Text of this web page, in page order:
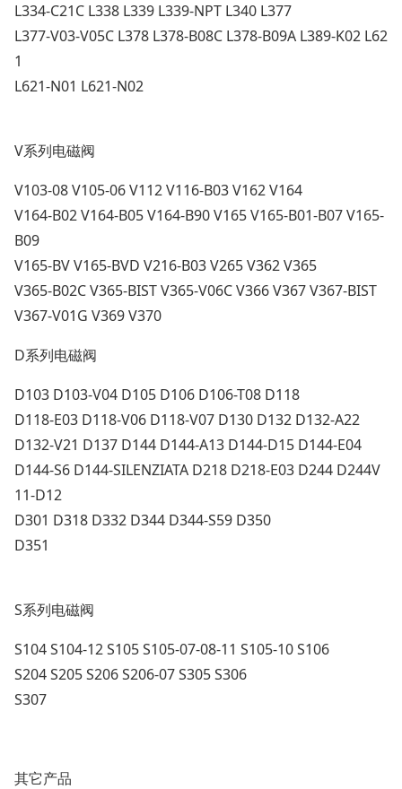
L334-C21C L338 L339 L339-NPT L340 L377
L377-V03-V05C L378 L378-B08C L378-B09A L389-K02 L62
1
L621-N01 L621-N02
V系列电磁阀
V103-08 V105-06 V112 V116-B03 V162 V164
V164-B02 V164-B05 V164-B90 V165 V165-B01-B07 V165-
B09
V165-BV V165-BVD V216-B03 V265 V362 V365
V365-B02C V365-BIST V365-V06C V366 V367 V367-BIST
V367-V01G V369 V370
D系列电磁阀
D103 D103-V04 D105 D106 D106-T08 D118
D118-E03 D118-V06 D118-V07 D130 D132 D132-A22
D132-V21 D137 D144 D144-A13 D144-D15 D144-E04
D144-S6 D144-SILENZIATA D218 D218-E03 D244 D244V
11-D12
D301 D318 D332 D344 D344-S59 D350
D351
S系列电磁阀
S104 S104-12 S105 S105-07-08-11 S105-10 S106
S204 S205 S206 S206-07 S305 S306
S307
其它产品